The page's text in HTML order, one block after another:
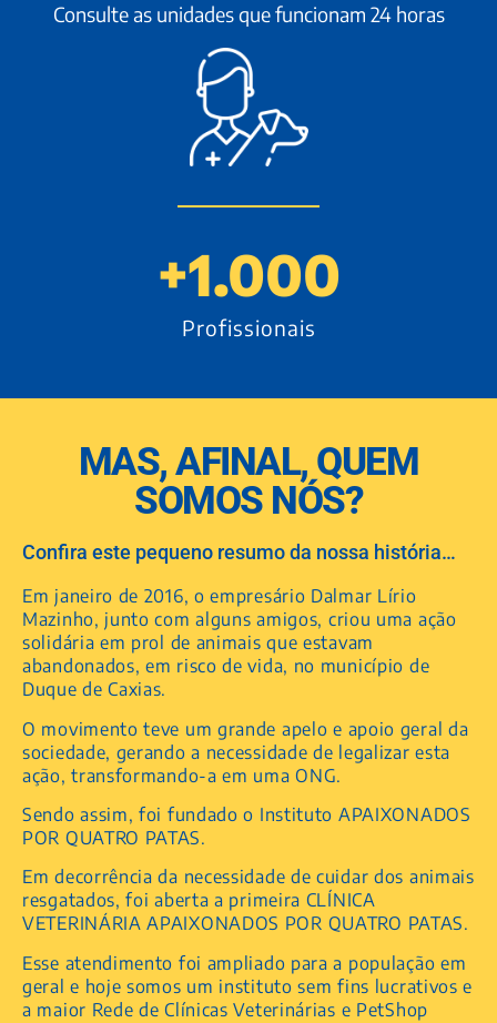
Consulte as unidades que funcionam 24 horas
Profissionais
+1.000
MAS, AFINAL, QUEM
SOMOS NÓS?
Confira este pequeno resumo da nossa história…
Em janeiro de 2016, o empresário Dalmar Lírio
Mazinho, junto com alguns amigos, criou uma ação
solidária em prol de animais que estavam
abandonados, em risco de vida, no município de
Duque de Caxias.
O movimento teve um grande apelo e apoio geral da
sociedade, gerando a necessidade de legalizar esta
ação, transformando-a em uma ONG.
Sendo assim, foi fundado o Instituto APAIXONADOS
POR QUATRO PATAS.
Em decorrência da necessidade de cuidar dos animais
resgatados, foi aberta a primeira CLÍNICA
VETERINÁRIA APAIXONADOS POR QUATRO PATAS.
Esse atendimento foi ampliado para a população em
geral e hoje somos um instituto sem fins lucrativos e
a maior Rede de Clínicas Veterinárias e PetShop